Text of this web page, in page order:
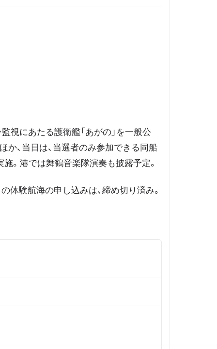
視にあたる護衛艦「あがの」を一般公
か、当日は、当選者のみ参加できる同船
。港では舞鶴音楽隊演奏も披露予定。
体験航海の申し込みは、締め切り済み。